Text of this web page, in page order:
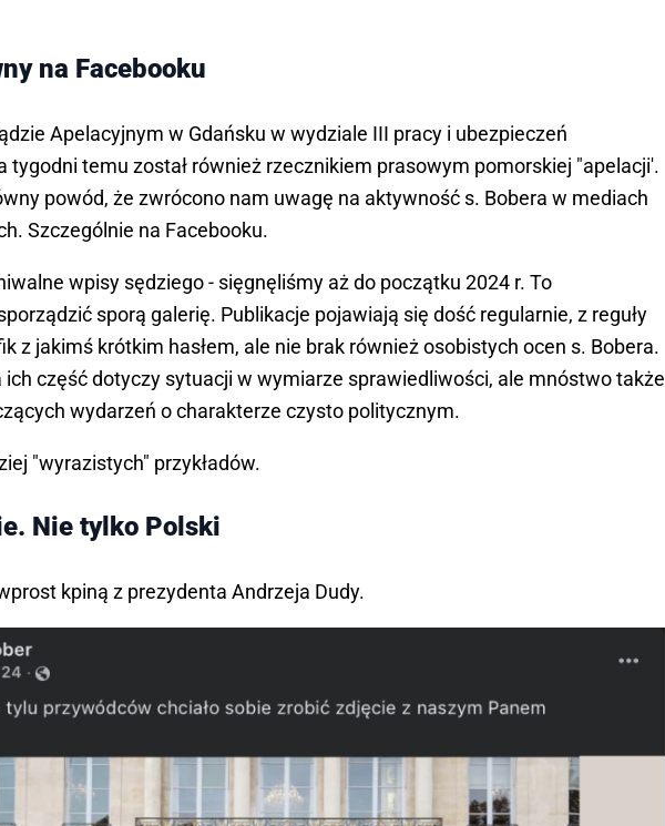
na Facebooku
Apelacyjnym w Gdańsku w wydziale III pracy i ubezpieczeń
tygodni temu został również rzecznikiem prasowym pomorskiej "apelacji'.
powód, że zwrócono nam uwagę na aktywność s. Bobera w mediach
Szczególnie na Facebooku.
wpisy sędziego - sięgnęliśmy aż do początku 2024 r. To
sporą galerię. Publikacje pojawiają się dość regularnie, z reguły
z jakimś krótkim hasłem, ale nie brak również osobistych ocen s. Bobera.
ich część dotyczy sytuacji w wymiarze sprawiedliwości, ale mnóstwo także
wydarzeń o charakterze czysto politycznym.
"wyrazistych" przykładów.
Nie tylko Polski
kpiną z prezydenta Andrzeja Dudy.